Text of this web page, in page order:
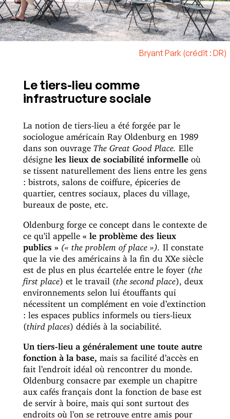
Bryant Park (crédit : DR)
Le tiers-lieu comme
infrastructure sociale
La notion de tiers-lieu a été forgée par le
sociologue américain Ray Oldenburg en 1989
dans son ouvrage The Great Good Place.
Elle
désigne les lieux de sociabilité informelle
où
se tissent naturellement des liens entre les gens
: bistrots, salons de coiffure, épiceries de
quartier, centres sociaux, places du village,
bureaux de poste, etc.
Oldenburg forge ce concept dans le contexte de
ce qu’il appelle
« le problème des lieux
publics »
(« the problem of place »). Il constate
que la vie des américains à la fin du XXe siècle
est de plus en plus écartelée entre le foyer (the
first place) et le travail (the second place), deux
environnements selon lui étouffants qui
nécessitent un complément en voie d’extinction
: les espaces publics informels ou tiers-lieux
(third places) dédiés à la sociabilité.
Un tiers-lieu a généralement une toute autre
fonction à la base,
mais sa facilité d’accès en
fait l’endroit idéal où rencontrer du monde.
Oldenburg consacre par exemple un chapitre
aux cafés français dont la fonction de base est
de servir à boire, mais qui sont surtout des
endroits où l’on se retrouve entre amis pour